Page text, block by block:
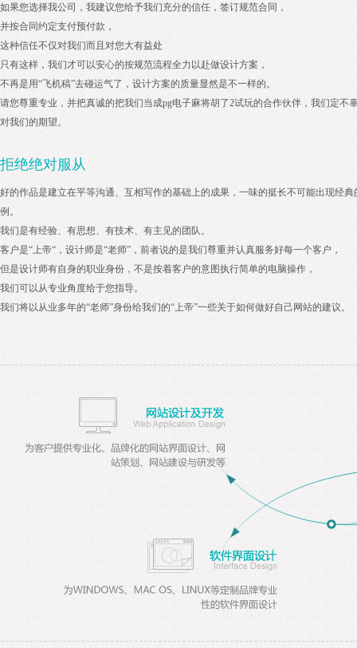
如果您选择我公司，我建议您给予我们充分的信任，签订规范合同，
并按合同约定支付预付款，
这种信任不仅对我们而且对您大有益处
只有这样，我们才可以安心的按规范流程全力以赴做设计方案，
不再是用“飞机稿”去碰运气了，设计方案的质量显然是不一样的。
请您尊重专业，并把真诚的把我们当成pg电子麻将胡了2试玩的合作伙伴，我们定不
对我们的期望。
拒绝绝对服从
好的作品是建立在平等沟通、互相写作的基础上的成果，一味的挺长不可能出现经典
例。
我们是有经验、有思想、有技术、有主见的团队。
客户是“上帝“，设计师是“老师”，前者说的是我们尊重并认真服务好每一个客户，
但是设计师有自身的职业身份，不是按着客户的意图执行简单的电脑操作，
我们可以从专业角度给于您指导。
我们将以从业多年的“老师”身份给我们的“上帝”一些关于如何做好自己网站的建议。